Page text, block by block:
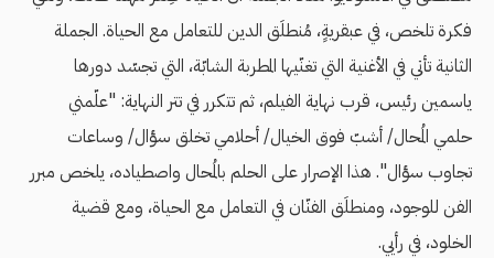
فكرة تلخص، في عبقريةٍ، مُنطلَق الدين للتعامل مع الحياة. الجملة
الثانية تأتي في الأغنية التي تغنّيها المطربة الشابّة، التي تجسّد دورها
ياسمين رئيس، قرب نهاية الفيلم، ثم تتكرر في تتر النهاية: "علّمني
حلمي المُحال/ أشبّ فوق الخيال/ أحلامي تخلق سؤال/ وساعات
تجاوب سؤال". هذا الإصرار على الحلم بالمُحال واصطياده، يلخص مبرر
الفن للوجود، ومنطلَق الفنّان في التعامل مع الحياة، ومع قضية
الخلود، في رأيي.